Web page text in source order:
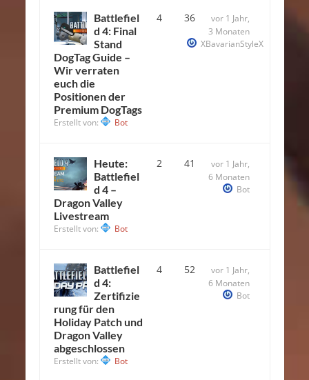
Battlefiel
d 4: Final
Stand
DogTag Guide –
Wir verraten
euch die
Positionen der
Premium DogTags
Erstellt von: Bot
4 36
vor 1 Jahr,
3 Monaten
XBavarianStyleX
Heute:
Battlefiel
d 4 –
Dragon Valley
Livestream
Erstellt von: Bot
2 41
vor 1 Jahr,
6 Monaten
Bot
Battlefiel
d 4:
Zertifizie
rung für den
Holiday Patch und
Dragon Valley
abgeschlossen
Erstellt von: Bot
4 52
vor 1 Jahr,
6 Monaten
Bot